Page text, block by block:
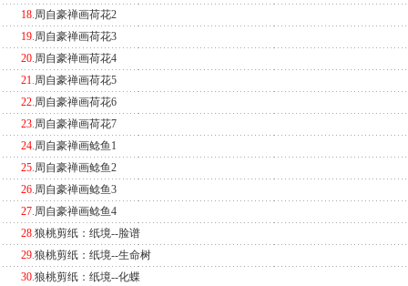
18.周自豪禅画荷花2
19.周自豪禅画荷花3
20.周自豪禅画荷花4
21.周自豪禅画荷花5
22.周自豪禅画荷花6
23.周自豪禅画荷花7
24.周自豪禅画鲶鱼1
25.周自豪禅画鲶鱼2
26.周自豪禅画鲶鱼3
27.周自豪禅画鲶鱼4
28.狼桃剪纸：纸境--脸谱
29.狼桃剪纸：纸境--生命树
30.狼桃剪纸：纸境--化蝶